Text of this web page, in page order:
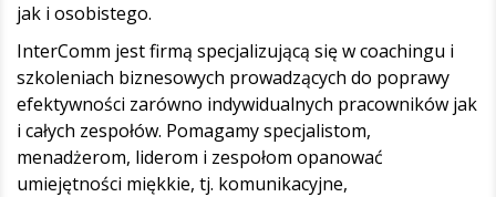
jak i osobistego.
InterComm jest firmą specjalizującą się w coachingu i
szkoleniach biznesowych prowadzących do poprawy
efektywności zarówno indywidualnych pracowników jak
i całych zespołów. Pomagamy specjalistom,
menadżerom, liderom i zespołom opanować
umiejętności miękkie, tj. komunikacyjne,